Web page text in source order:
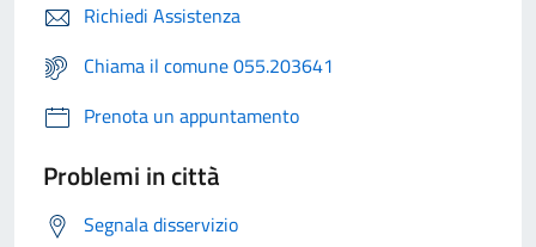
Richiedi Assistenza
Chiama il comune 055.203641
Prenota un appuntamento
Problemi in città
Segnala disservizio